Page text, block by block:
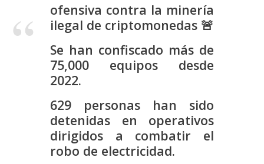
N
ofensiva contra la minería
ilegal de criptomonedas 🚨
Se han confiscado más de
75,000 equipos desde
2022.
629 personas han sido
detenidas en operativos
dirigidos a combatir el
robo de electricidad.